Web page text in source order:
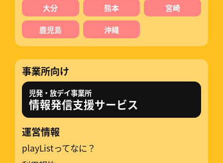
大分 熊本 宮崎
鹿児島 沖縄
事業所向け
児発・放デイ事業所
情報発信支援サービス
運営情報
playListってなに？